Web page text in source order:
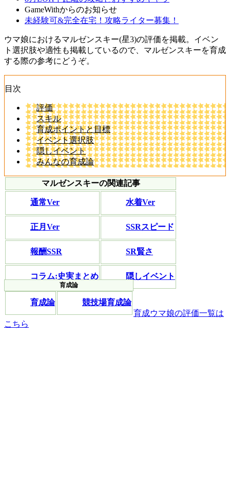
GameWithからのお知らせ
未経験可&完全在宅！攻略ライター募集！
ウマ娘におけるマルゼンスキー(星3)の評価を掲載。イベン
ト選択肢や適性も掲載しているので、マルゼンスキーを育成
する際の参考にどうぞ。
目次
評価
スキル
育成ポイントと目標
イベント選択肢
隠しイベント
みんなの育成論
マルゼンスキーの関連記事
通常Ver 水着Ver
正月Ver SSRスピード
報酬SSR SR賢さ
コラム:史実まとめ 隠しイベント
育成論
競技場育成論
育成ウマ娘の評価一覧は
こちら